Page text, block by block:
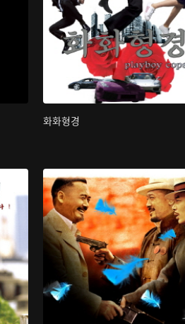
화화형경